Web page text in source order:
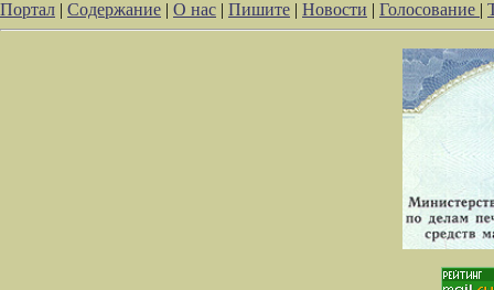
Портал | Содержание | О нас | Пишите | Новости | Голосование |